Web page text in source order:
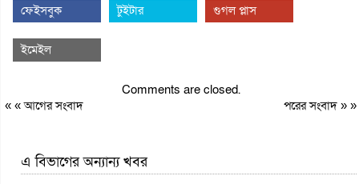
ফেইসবুক টুইটার গুগল প্লাস
ইমেইল
Comments are closed.
« «আগের সংবাদ পরের সংবাদ» »
এ বিভাগের অন্যান্য খবর